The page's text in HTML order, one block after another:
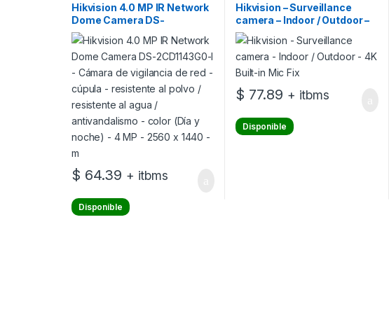
Hikvision 4.0 MP IR Network
Dome Camera DS-
2CD1143G0-I – Cámara de
vigilancia de red – cúpula –
resistente al polvo /
resistente al agua /
antivandalismo – color (Día y
noche) – 4 MP – 2560 x 1440
– m
$ 64.39 + itbms
Disponible
Hikvision – Surveillance
camera – Indoor / Outdoor –
4K Built-in Mic Fix
$ 77.89 + itbms
Disponible